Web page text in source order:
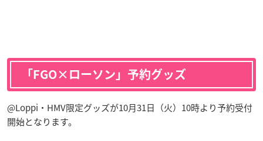
「FGO×ローソン」予約グッズ
@Loppi・HMV限定グッズが10月31日（火）10時より予約受付
開始となります。